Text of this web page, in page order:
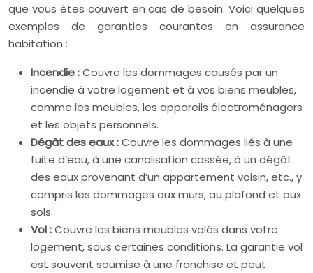
que vous êtes couvert en cas de besoin. Voici quelques
exemples de garanties courantes en assurance
habitation :
Incendie :Couvre les dommages causés par un
incendie à votre logement et à vos biens meubles,
comme les meubles, les appareils électroménagers
et les objets personnels.
Dégât des eaux :Couvre les dommages liés à une
fuite d’eau, à une canalisation cassée, à un dégât
des eaux provenant d’un appartement voisin, etc., y
compris les dommages aux murs, au plafond et aux
sols.
Vol :Couvre les biens meubles volés dans votre
logement, sous certaines conditions. La garantie vol
est souvent soumise à une franchise et peut